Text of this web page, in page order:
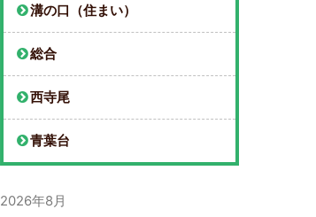
溝の口（住まい）
総合
西寺尾
青葉台
2026年8月